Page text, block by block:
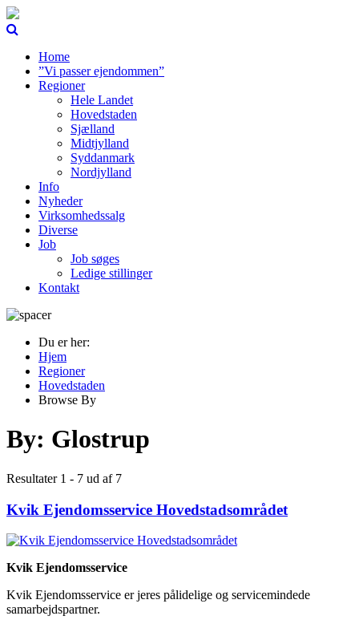
Home
”Vi passer ejendommen”
Regioner
Hele Landet
Hovedstaden
Sjælland
Midtjylland
Syddanmark
Nordjylland
Info
Nyheder
Virksomhedssalg
Diverse
Job
Job søges
Ledige stillinger
Kontakt
Du er her:
Hjem
Regioner
Hovedstaden
Browse By
By: Glostrup
Resultater 1 - 7 ud af 7
Kvik Ejendomsservice Hovedstadsområdet
Kvik Ejendomsservice
Kvik Ejendomsservice er jeres pålidelige og servicemindede
samarbejdspartner.